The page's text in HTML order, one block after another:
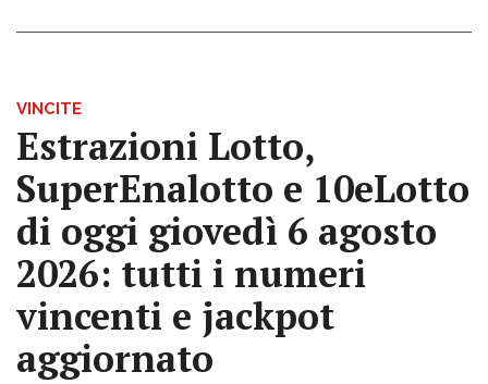
VINCITE
Estrazioni Lotto,
SuperEnalotto e 10eLotto
di oggi giovedì 6 agosto
2026: tutti i numeri
vincenti e jackpot
aggiornato